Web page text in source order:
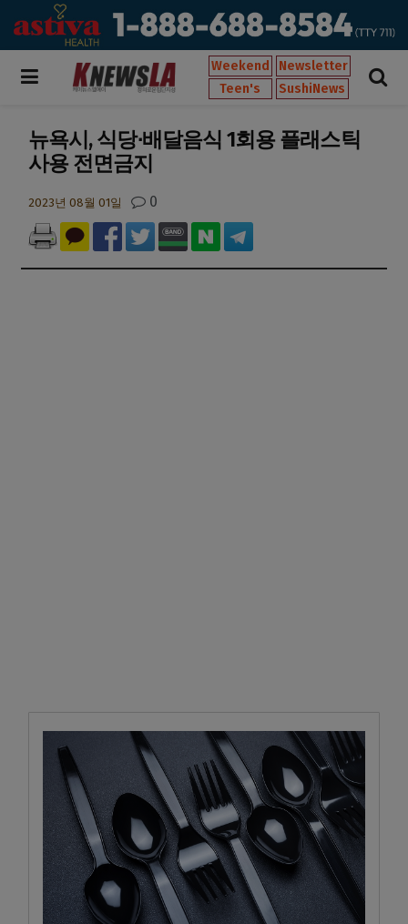
Weekend
Newsletter
Teen's
SushiNews
뉴욕시, 식당∙배달음식 1회용 플래스틱
사용 전면금지
2023년 08월 01일 0